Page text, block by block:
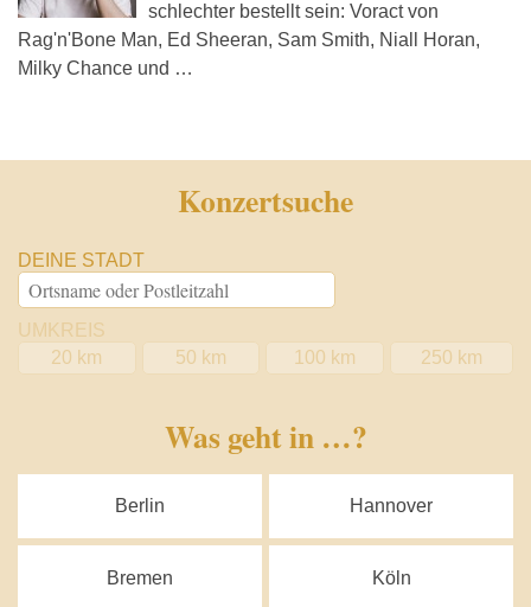
schlechter bestellt sein: Voract von
Rag'n'Bone Man, Ed Sheeran, Sam Smith, Niall Horan,
Milky Chance und …
Konzertsuche
DEINE STADT
UMKREIS
20 km
50 km 100 km 250 km
Was geht in …?
Berlin
Bremen
Hannover
Köln